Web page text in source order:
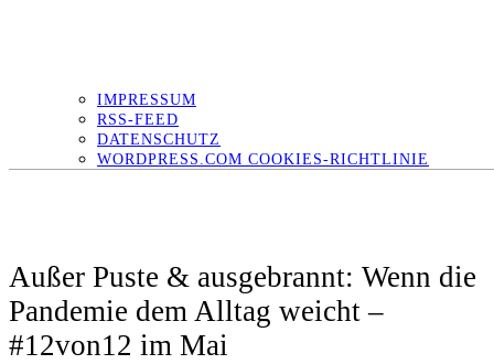
IMPRESSUM
RSS-FEED
DATENSCHUTZ
WORDPRESS.COM COOKIES-RICHTLINIE
Außer Puste & ausgebrannt: Wenn die
Pandemie dem Alltag weicht –
#12von12 im Mai